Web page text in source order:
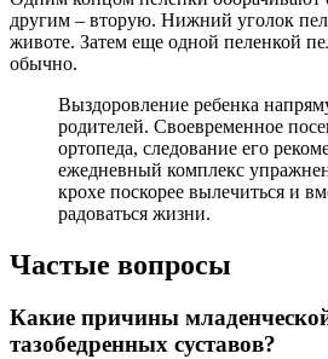
другим – вторую. Нижний уголок
животе. Затем еще одной пеленкой
обычно.
Выздоровление ребенка
родителей. Своевременное
ортопеда, следование его
ежедневный комплекс
крохе поскорее вылечиться и
радоваться жизни.
Частые вопросы
Какие причины
тазобедренных суставов?